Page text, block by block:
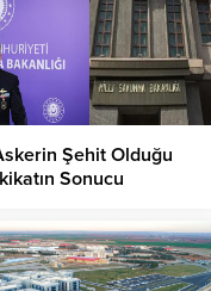
Şehit Olduğu
Sonucu